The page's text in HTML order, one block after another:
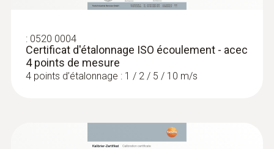
: 0520 0004
Certificat d'étalonnage ISO écoulement - acec
4 points de mesure
4 points d’étalonnage : 1 / 2 / 5 / 10 m/s